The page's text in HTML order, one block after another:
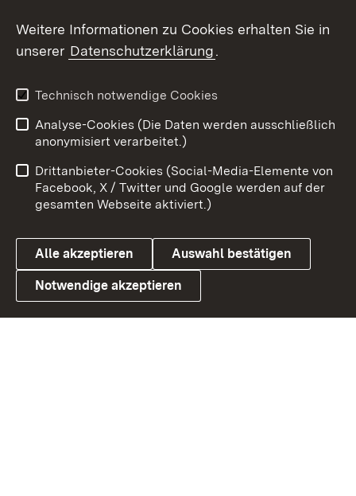
X / Twitter
Youtube
Link zum Landesportal
Impressum
Kontakt
Barrierefreiheit
Datenschutz
Cookies
Weitere Informationen zu Cookies erhalten Sie in
unserer Datenschutzerklärung.
Technisch notwendige Cookies
Analyse-Cookies (Die Daten werden ausschließlich
anonymisiert verarbeitet.)
Drittanbieter-Cookies (Social-Media-Elemente von
Facebook, X / Twitter und Google werden auf der
gesamten Webseite aktiviert.)
Alle akzeptieren Auswahl bestätigen
Notwendige akzeptieren